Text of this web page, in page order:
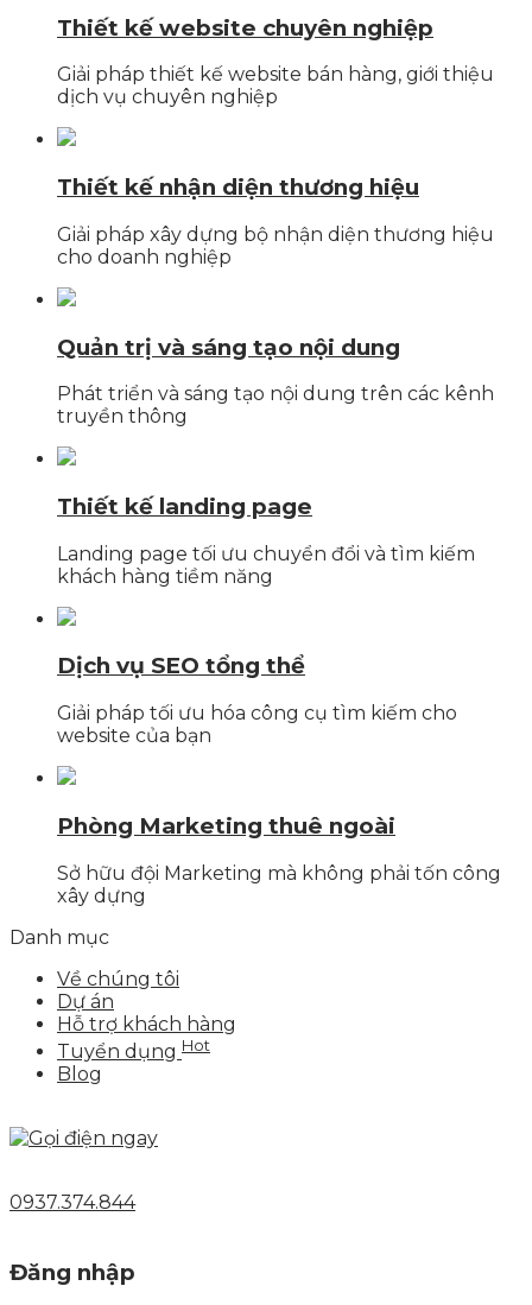
Thiết kế website chuyên nghiệp
Giải pháp thiết kế website bán hàng, giới thiệu
dịch vụ chuyên nghiệp
Thiết kế nhận diện thương hiệu
Giải pháp xây dựng bộ nhận diện thương hiệu
cho doanh nghiệp
Quản trị và sáng tạo nội dung
Phát triển và sáng tạo nội dung trên các kênh
truyền thông
Thiết kế landing page
Landing page tối ưu chuyển đổi và tìm kiếm
khách hàng tiềm năng
Dịch vụ SEO tổng thể
Giải pháp tối ưu hóa công cụ tìm kiếm cho
website của bạn
Phòng Marketing thuê ngoài
Sở hữu đội Marketing mà không phải tốn công
xây dựng
Danh mục
Về chúng tôi
Dự án
Hỗ trợ khách hàng
Tuyển dụng Hot
Blog
0937.374.844
Đăng nhập